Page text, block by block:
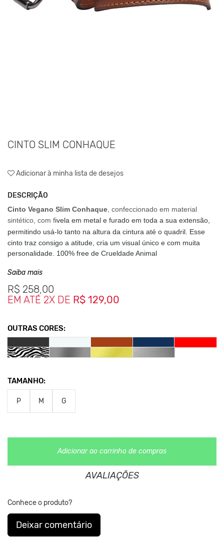
CINTO SLIM CONHAQUE
Adicionar à minha lista de desejos
DESCRIÇÃO
Cinto Vegano Slim Conhaque , confeccionado em material
sintético, com fivela em metal e furado em toda a sua extensão,
permitindo usá-lo tanto na altura da cintura até o quadril. Esse
cinto traz consigo a atitude, cria um visual único e com muita
personalidade. 100% free de Crueldade Animal
Medidas da peça
P - Comprimento 92 cm - Largura 2 cm
M - Comprimento 111 cm - Largura 2 cm
Clique aquiPara saber mais sobre os cuidados com seu
acessório.
Nos Produtos da King55 não se utilizam nenhum material
origem animal. Além disso, sustentabilidade é algo que
DNA da marca desde sua fundação.
Saiba mais
R$ 258,00
EM ATÉ 2X DE R$ 129,00
OUTRAS CORES:
TAMANHO:
P M G
Adicionar ao carrinho de compras
AVALIAÇÕES
Conhece o produto?
Deixar comentário